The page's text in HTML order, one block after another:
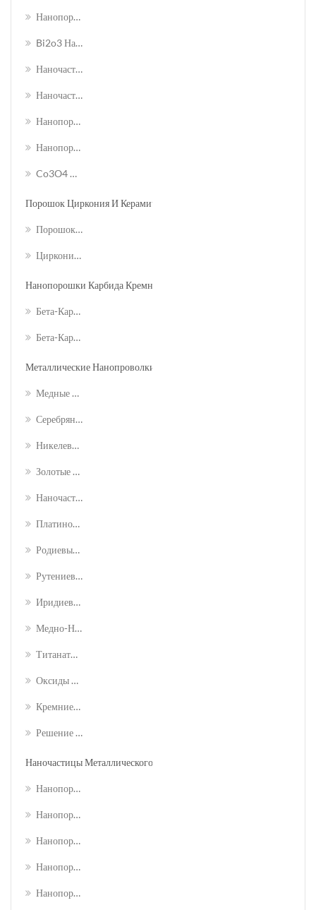
Нанопорошок Оксида Сурьмы Sb2o3
Bi2o3 Нанопорошок Оксида Висмута
Наночастицы Диоксида Ванадия Vo2
Наночастицы Оксида Тантала
Нанопорошок Оксида Церия Ceo2
Нанопорошок Оксида Марганца MnO2
Co3O4 Cobalt Oxide Nanopowder
Порошок Циркония И Керамические Детали
Порошок Циркония
Циркониевые Керамические Детали
Нанопорошки Карбида Кремния (sic)
Бета-Карбид Кремния / Нанопроволока / Волокно
Бета-Карбидные Нанопорошки
Металлические Нанопроволки
Медные Нанопроволки / Кукуруза
Серебряные Нанопроволки / Agnw
Никелевые Нанопроволоки/девять
Золотые Нанопроволки / Aunw
Наночастицы Палладия (pd)
Платиновые Нанопроволки (pt)
Родиевые Нанопроволоки (rh)
Рутениевые Нанопроволки (ru)
Иридиевые Нанопроволки (ir)
Медно-Никелевые Нанопроволки
Титанатные Нанотрубки
Оксиды Цинка (zno)
Кремниевые Нанопроволоки (sinws)
Решение Для Серебряных Нанопроволок
Наночастицы Металлического Сплава
Нанопорошки Тройного Сплава
Нанопорошок Вольфрамово-Медного (w-Cu) Сплава
Нанопорошок Сплава Меди (ци-Zn)
Нанопорошок Никелевого Титана (ni-Ti)
Нанопорошок Никелевого Кобальта (fe-Ni-Co)